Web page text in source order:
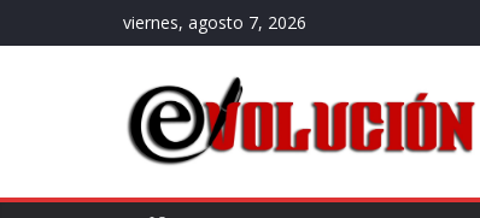
al
viernes, agosto 7, 2026